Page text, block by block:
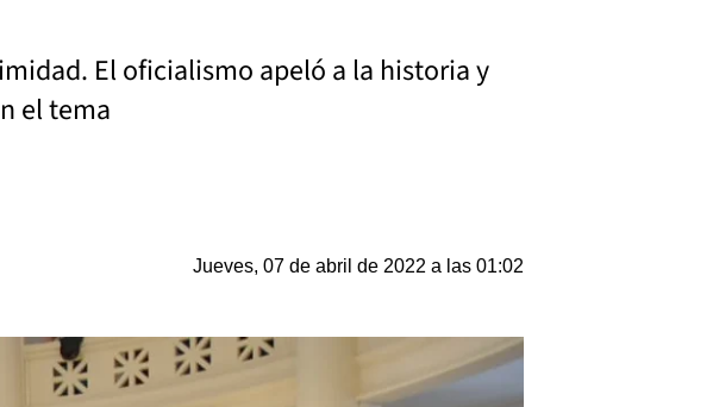
El oficialismo apeló a la historia y
el tema
Jueves, 07 de abril de 2022 a las 01:02